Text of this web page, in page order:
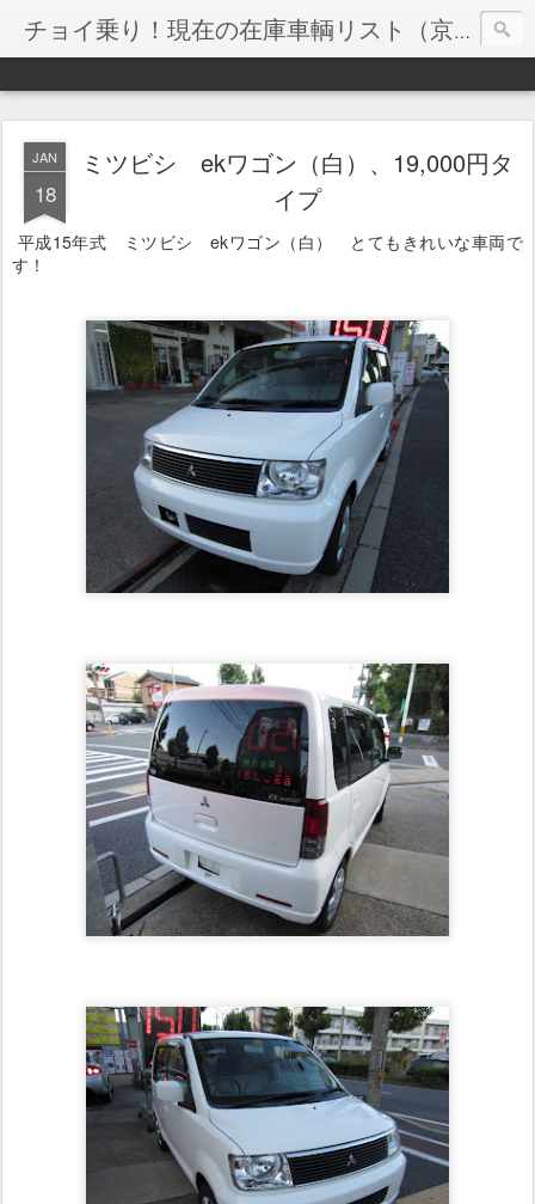
チョイ乗り！現在の在庫車輌リスト（京都市）
JAN
18
ミツビシ ekワゴン（白）、19,000円タ
イプ
平成15年式 ミツビシ ekワゴン（白） とてもきれいな車両で
す！